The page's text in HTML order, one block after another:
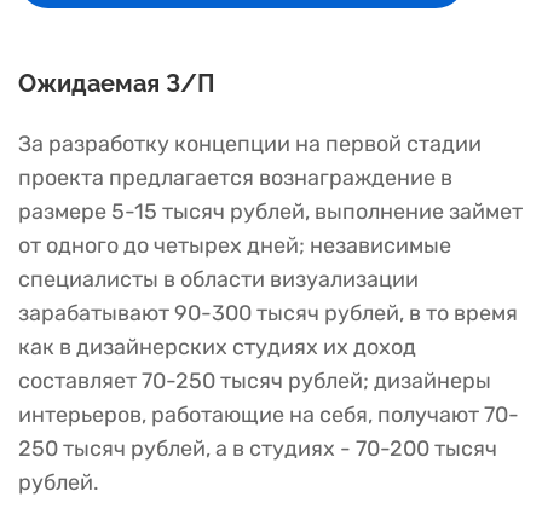
Ожидаемая З/П
За разработку концепции на первой стадии
проекта предлагается вознаграждение в
размере 5-15 тысяч рублей, выполнение займет
от одного до четырех дней; независимые
специалисты в области визуализации
зарабатывают 90-300 тысяч рублей, в то время
как в дизайнерских студиях их доход
составляет 70-250 тысяч рублей; дизайнеры
интерьеров, работающие на себя, получают 70-
250 тысяч рублей, а в студиях - 70-200 тысяч
рублей.